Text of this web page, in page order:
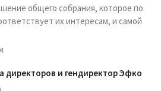
общего собрания, которое по
их интересам, и самой
директоров и гендиректор Эфко